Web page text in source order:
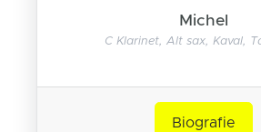
Michel
C Klarinet, Alt sax, Kaval,
Biografie